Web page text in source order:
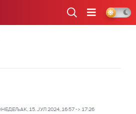
15. ЈУЛ 2024, 16:57 -> 17:26